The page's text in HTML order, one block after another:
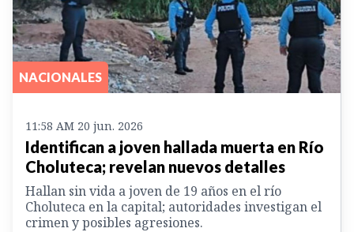
NACIONALES
11:58 AM 20 jun. 2026
Identifican a joven hallada muerta en Río
Choluteca; revelan nuevos detalles
Hallan sin vida a joven de 19 años en el río
Choluteca en la capital; autoridades investigan el
crimen y posibles agresiones.